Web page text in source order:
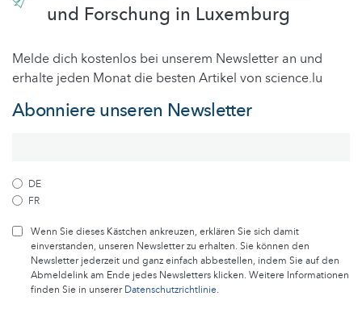
und Forschung in Luxemburg
Melde dich kostenlos bei unserem Newsletter an und
erhalte jeden Monat die besten Artikel von science.lu
Abonniere unseren Newsletter
DE
FR
Wenn Sie dieses Kästchen ankreuzen, erklären Sie sich damit
einverstanden, unseren Newsletter zu erhalten. Sie können den
Newsletter jederzeit und ganz einfach abbestellen, indem Sie auf den
Abmeldelink am Ende jedes Newsletters klicken. Weitere Informationen
finden Sie in unsererDatenschutzrichtlinie.